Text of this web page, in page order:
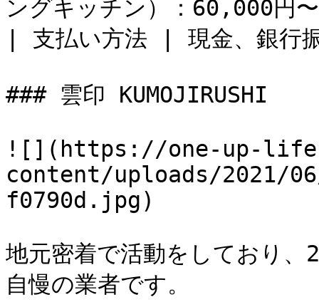
ングキッチン）：60,000円
| 支払い方法 | 現金、銀行
### 雲印 KUMOJIRUSHI
![](https://one-up-
content/uploads/2021/06/
f0790d.jpg)
地元密着で活動をしており、
自慢の業者です。